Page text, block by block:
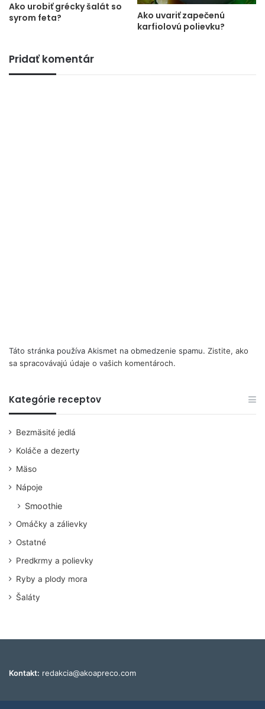
Ako urobiť grécky šalát so
syrom feta?
Ako uvariť zapečenú
karfiolovú polievku?
Pridať komentár
Táto stránka používa Akismet na obmedzenie spamu. Zistite, ako
sa spracovávajú údaje o vašich komentároch.
Kategórie receptov
Bezmäsité jedlá
Koláče a dezerty
Mäso
Nápoje
Smoothie
Omáčky a zálievky
Ostatné
Predkrmy a polievky
Ryby a plody mora
Šaláty
Kontakt: redakcia@akoapreco.com